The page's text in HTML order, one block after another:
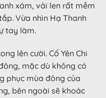
xám, vải len rất mềm
Vừa nhìn Hạ Thanh
tay làm.
lên cười. Cố Yên Chi
mặc dù không có
phục mùa đông của
bên ngoài sẽ khoác